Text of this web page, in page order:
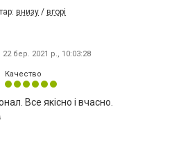
внизу / вгорі
22 бер. 2021 р., 10:03:28
Качество
Все якісно і вчасно.